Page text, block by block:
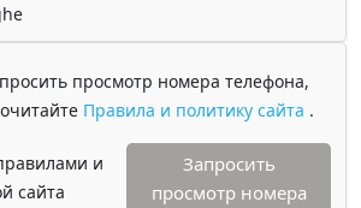
просмотр номера телефона,
Правила и политику сайта .
и
сайта
Запросить
просмотр номера